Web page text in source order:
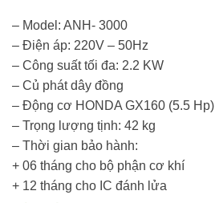
– Model: ANH- 3000
– Điện áp: 220V – 50Hz
– Công suất tối đa: 2.2 KW
– Củ phát dây đồng
– Động cơ HONDA GX160 (5.5 Hp)
– Trọng lượng tịnh: 42 kg
– Thời gian bảo hành:
+ 06 tháng cho bộ phận cơ khí
+ 12 tháng cho IC đánh lửa